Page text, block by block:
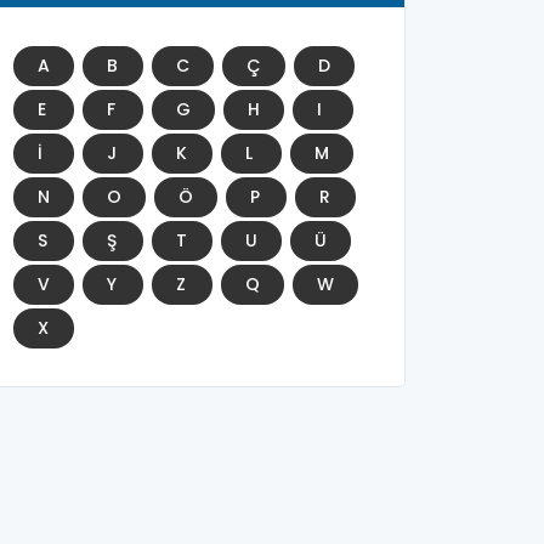
A B C Ç
D
E
F G H
I
İ
J K L
M
N
O Ö P
R
S
Ş T U
Ü
V
Y Z Q
W
X